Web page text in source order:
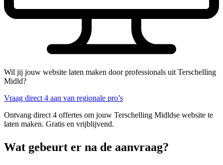
Wil jij jouw website laten maken door professionals uit Terschelling
Midld?
Vraag direct 4 aan van regionale pro’s
Ontvang direct 4 offertes om jouw Terschelling Midldse website te
laten maken. Gratis en vrijblijvend.
Wat gebeurt er na de aanvraag?